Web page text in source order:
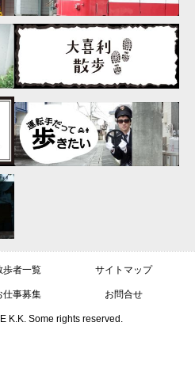
歩者一覧 サイトマップ
仕事募集 お問合せ
K.K. Some rights reserved.